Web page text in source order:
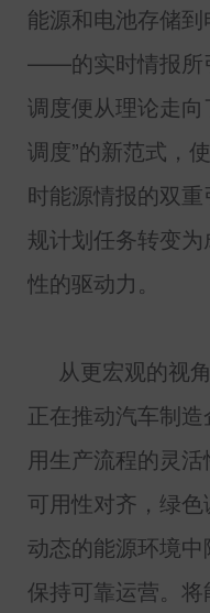
能源和电池存储
——的实时情报所
调度便从理论走
调度”的新范式，
时能源情报的双
规计划任务转变
性的驱动力。
从更宏观的视
正在推动汽车制
用生产流程的灵
可用性对齐，绿
动态的能源环境
保持可靠运营。